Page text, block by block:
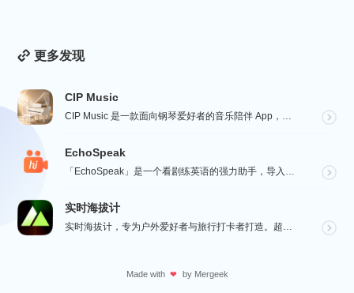
更多发现
CIP Music
CIP Music 是一款面向钢琴爱好者的音乐陪伴 App，收录热门影视、动漫、游戏与最新 K-PO...
EchoSpeak
「EchoSpeak」是一个看剧练英语的强力助手，导入一个没有字幕的英语视频，可生成字幕，自动分词与...
实时海拔计
实时海拔计，专为户外爱好者与旅行打卡者打造。超大字号实时海拔、GPS 经纬度、气压与指南针数据一屏呈...
Made with ❤ by Mergeek